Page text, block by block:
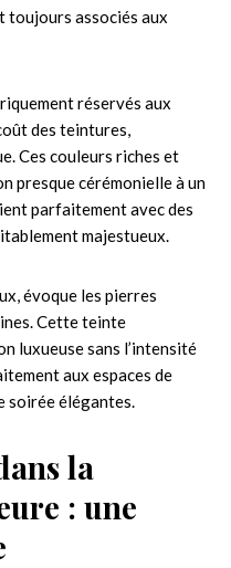
toujours associés aux
réservés aux
des teintures,
Ces couleurs riches et
presque cérémonielle à un
parfaitement avec des
majestueux.
évoque les pierres
Cette teinte
luxueuse sans l’intensité
aux espaces de
soirée élégantes.
la
: une